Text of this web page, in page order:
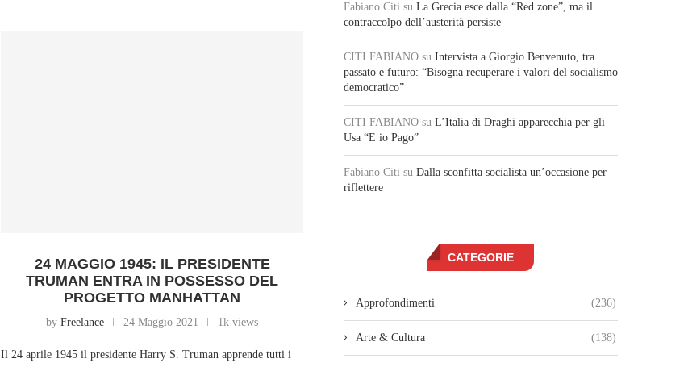
24 MAGGIO 1945: IL PRESIDENTE
TRUMAN ENTRA IN POSSESSO DEL
PROGETTO MANHATTAN
byFreelance 24 Maggio 2021 1k views
Il 24 aprile 1945 il presidente Harry S. Truman apprende tutti i
Fabiano Citi su La Grecia esce dalla “Red zone”, ma il
contraccolpo dell’austerità persiste
CITI FABIANO su Intervista a Giorgio Benvenuto, tra
passato e futuro: “Bisogna recuperare i valori del socialismo
democratico”
CITI FABIANO su L’Italia di Draghi apparecchia per gli
Usa “E io Pago”
Fabiano Citi su Dalla sconfitta socialista un’occasione per
riflettere
CATEGORIE
Approfondimenti (236)
Arte & Cultura (138)